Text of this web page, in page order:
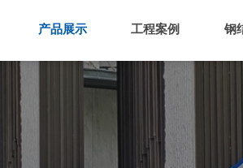
产品展示 工程案例 钢